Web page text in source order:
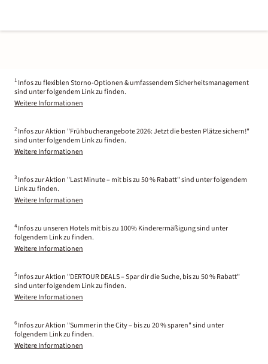
1 Infos zu flexiblen Storno-Optionen & umfassendem Sicherheitsmanagement
sind unter folgendem Link zu finden.
Weitere Informationen
2 Infos zur Aktion "Frühbucherangebote 2026: Jetzt die besten Plätze sichern!"
sind unter folgendem Link zu finden.
Weitere Informationen
3 Infos zur Aktion "Last Minute – mit bis zu 50 % Rabatt" sind unter folgendem
Link zu finden.
Weitere Informationen
4 Infos zu unseren Hotels mit bis zu 100% Kinderermäßigung sind unter
folgendem Link zu finden.
Weitere Informationen
5 Infos zur Aktion "DERTOUR DEALS – Spar dir die Suche, bis zu 50 % Rabatt"
sind unter folgendem Link zu finden.
Weitere Informationen
6 Infos zur Aktion "Summer in the City – bis zu 20 % sparen" sind unter
folgendem Link zu finden.
Weitere Informationen